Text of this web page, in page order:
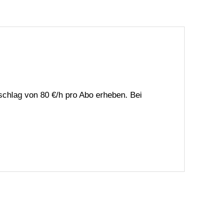
von 80 €/h pro Abo erheben. Bei